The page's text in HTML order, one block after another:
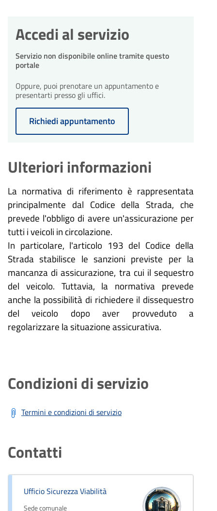
Accedi al servizio
Servizio non disponibile online tramite questo
portale
Oppure, puoi prenotare un appuntamento e
presentarti presso gli uffici.
Richiedi appuntamento
Ulteriori informazioni
La normativa di riferimento è rappresentata
principalmente dal Codice della Strada, che
prevede l'obbligo di avere un'assicurazione per
tutti i veicoli in circolazione.
In particolare, l'articolo 193 del Codice della
Strada stabilisce le sanzioni previste per la
mancanza di assicurazione, tra cui il sequestro
del veicolo. Tuttavia, la normativa prevede
anche la possibilità di richiedere il dissequestro
del veicolo dopo aver provveduto a
regolarizzare la situazione assicurativa.
Condizioni di servizio
Termini e condizioni di servizio
Contatti
Ufficio Sicurezza Viabilità
Sede comunale